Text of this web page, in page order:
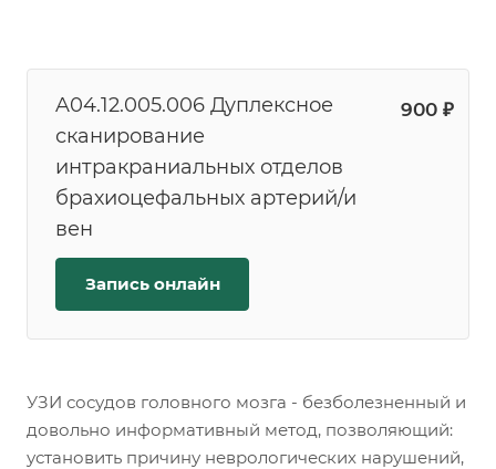
A04.12.005.006 Дуплексное
сканирование
интракраниальных отделов
брахиоцефальных артерий/и
вен
900 ₽
Запись онлайн
УЗИ сосудов головного мозга - безболезненный и
довольно информативный метод, позволяющий:
установить причину неврологических нарушений,